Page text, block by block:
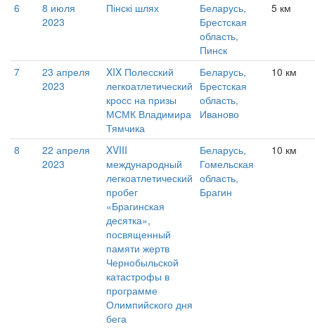
6
8 июля
2023
Пінскі шлях
Беларусь,
Брестская
область,
Пинск
5 км
7
23 апреля
2023
XIX Полесский
легкоатлетический
кросс на призы
МСМК Владимира
Тямчика
Беларусь,
Брестская
область,
Иваново
10 км
8
22 апреля
2023
XVIII
международный
легкоатлетический
пробег
«Брагинская
десятка»,
посвященный
памяти жертв
Чернобыльской
катастрофы в
программе
Олимпийского дня
бега
Беларусь,
Гомельская
область,
Брагин
10 км